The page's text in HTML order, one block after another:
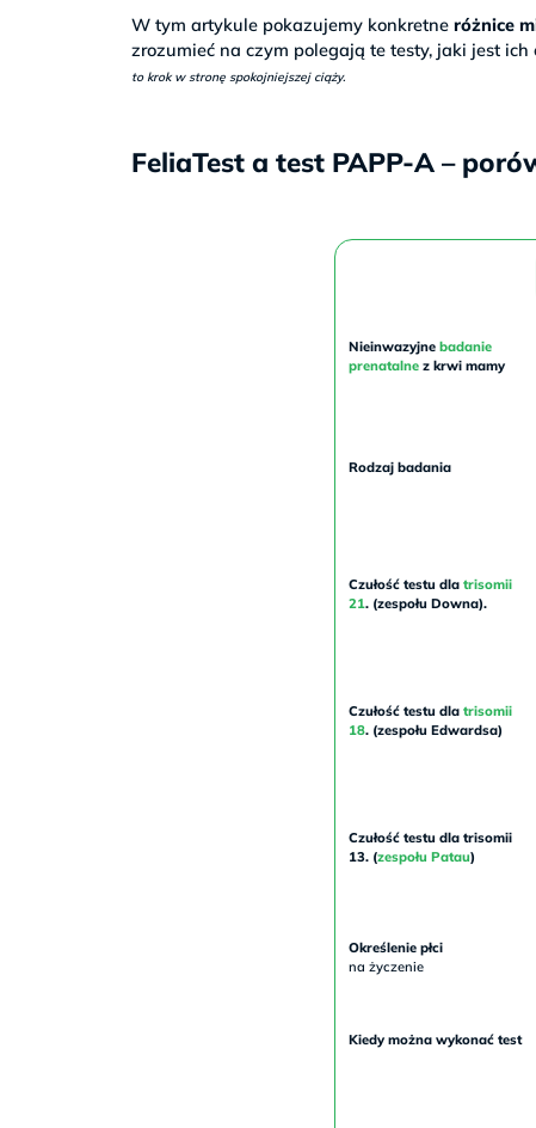
W tym artykule pokazujemy konkretneróżnice
zrozumieć na czym polegają te testy, jaki jest
to krok w stronę spokojniejszej ciąży.
FeliaTest a test PAPP-A –
Nieinwazyjne badanie
prenatalnez krwi mamy
Rodzaj badania
Czułość testu dla trisomii
21. (zespołu Downa).
Czułość testu dla trisomii
18. (zespołu Edwardsa)
Czułość testu dla trisomii
13. (zespołu Patau)
Określenie płci
na życzenie
Kiedy można wykonać test